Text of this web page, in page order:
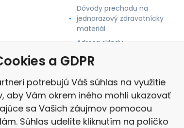
Dôvody prechodu na
jednorazový zdravotnícky
materiál
Adresa skladu
a GDPR
potrebujú Váš súhlas na využitie
aby Vám okrem iného mohli ukazovať
sa Vašich záujmov pomocou
Súhlas udelíte kliknutím na políčko